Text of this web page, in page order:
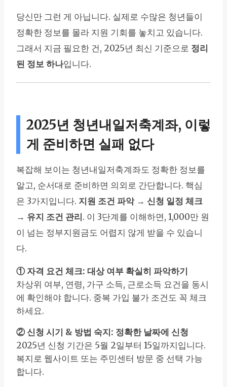
당신만 그런 게 아닙니다. 실제로 수많은 청년들이
정확한 정보를 몰라 지원 기회를 놓치고 있습니다.
그래서 지금 필요한 건, 2025년 최신 기준으로 정리
된 정보 하나입니다.
2025년 청년내일저축계좌, 이렇
게 준비하면 실패 없다
복잡해 보이는 청년내일저축계좌도 정확한 정보를
알고, 순서대로 준비하면 의외로 간단합니다. 핵심
은 3가지입니다. 지원 조건 파악 → 신청 일정 체크
→ 유지 조건 관리. 이 3단계를 이해하면, 1,000만 원
이 넘는 정부지원금도 어렵지 않게 받을 수 있습니
다.
① 자격 요건 체크: 대상 여부 확실히 파악하기
차상위 여부, 연령, 가구 소득, 근로소득 요건을 동시
에 확인해야 합니다. 중복 가입 불가 조건도 꼭 체크
하세요.
② 신청 시기 & 방법 숙지: 정확한 날짜에 신청
2025년 신청 기간은 5월 2일부터 15일까지입니다.
복지로 웹사이트 또는 주민센터 방문 중 선택 가능
합니다.